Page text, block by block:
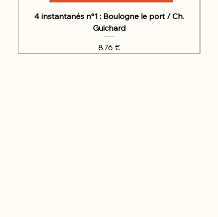
4 instantanés n°1 : Boulogne le port / Ch.
Guichard
Prix
8,76 €